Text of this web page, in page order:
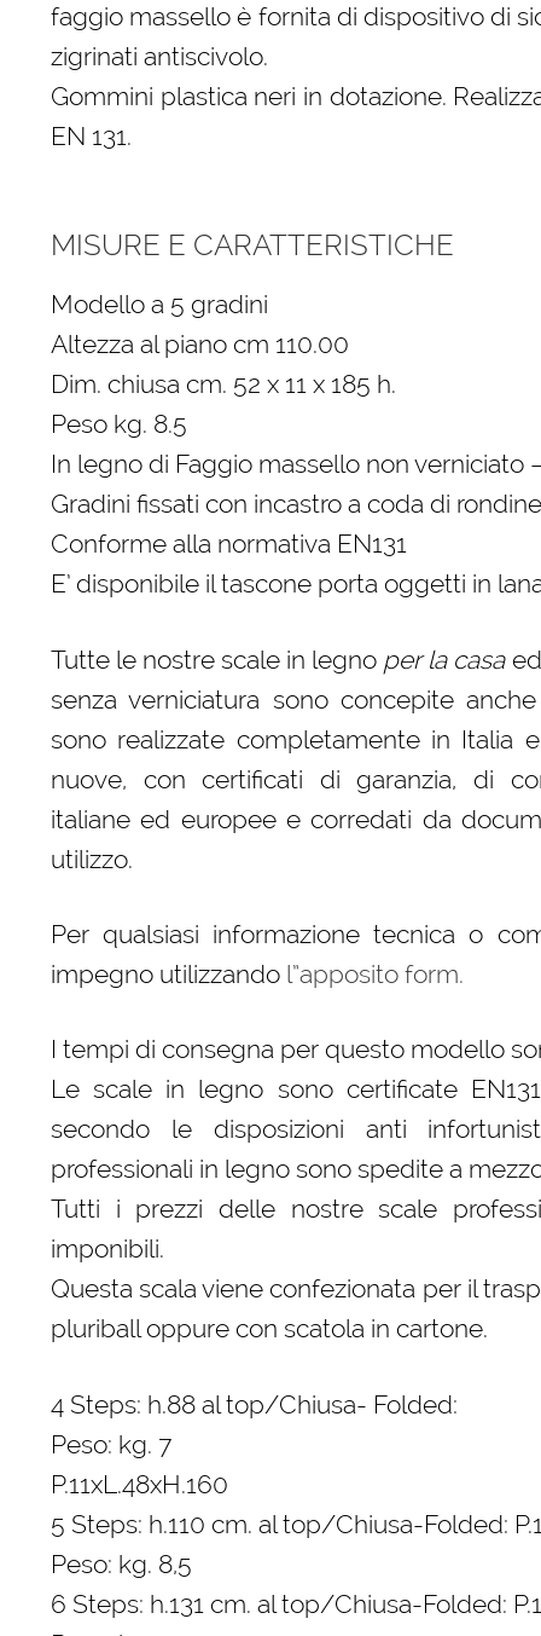
faggio massello è fornita di dispositivo di
zigrinati antiscivolo.
Gommini plastica neri in dotazione.
EN 131.
MISURE E CARATTERISTICHE
Modello a 5 gradini
Altezza al piano cm 110.00
Dim. chiusa cm. 52 x 11 x 185 h.
Peso kg. 8.5
In legno di Faggio massello non verniciato
Gradini fissati con incastro a coda di
Conforme alla normativa EN131
E’ disponibile il tascone porta oggetti in
Tutte le nostre scale in legno per la casaed
senza verniciatura sono concepite
sono realizzate completamente in Italia
nuove, con certificati di garanzia, di
italiane ed europee e corredati da
utilizzo.
Per qualsiasi informazione tecnica o
impegno utilizzando l”apposito form.
I tempi di consegna per questo modello
Le scale in legno sono certificate
secondo le disposizioni anti
professionali in legno sono spedite a
Tutti i prezzi delle nostre scale
imponibili.
Questa scala viene confezionata per il
pluriball oppure con scatola in cartone.
4 Steps: h.88 al top/Chiusa- Folded:
Peso: kg. 7
P.11xL.48xH.160
5 Steps: h.110 cm. al top/Chiusa-Folded:
Peso: kg. 8,5
6 Steps: h.131 cm. al top/Chiusa-Folded: